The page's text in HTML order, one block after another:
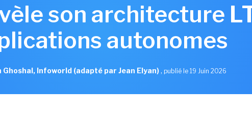
son architecture
autonomes
Ghoshal, Infoworld (adapté par Jean Elyan), publié le 19 Juin 2026